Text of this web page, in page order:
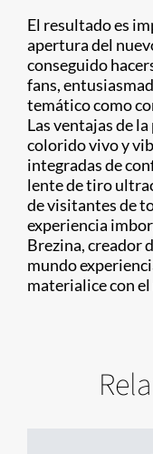
El resultado es
apertura del
conseguido
fans,
temático como
Las ventajas de
colorido vivo y
integradas de
lente de tiro
de visitantes de
experiencia
Brezina, creador
mundo
materialice con